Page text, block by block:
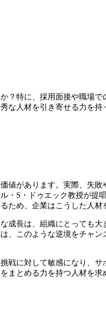
？特に、採用面接や職場で
な人材を引き寄せる力を持
値があります。実際、失敗
・S・ドゥエック教授が提
ため、企業はこうした人材
成長は、組織にとっても大
、このような逆境をチャン
戦に対して敏感になり、
まとめる力を持つ人材を求